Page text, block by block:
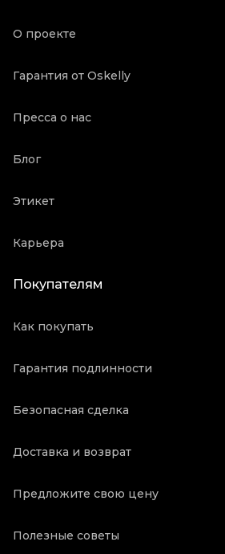
О проекте
Гарантия от Oskelly
Пресса о нас
Блог
Этикет
Карьера
Покупателям
Как покупать
Гарантия подлинности
Безопасная сделка
Доставка и возврат
Предложите свою цену
Полезные советы